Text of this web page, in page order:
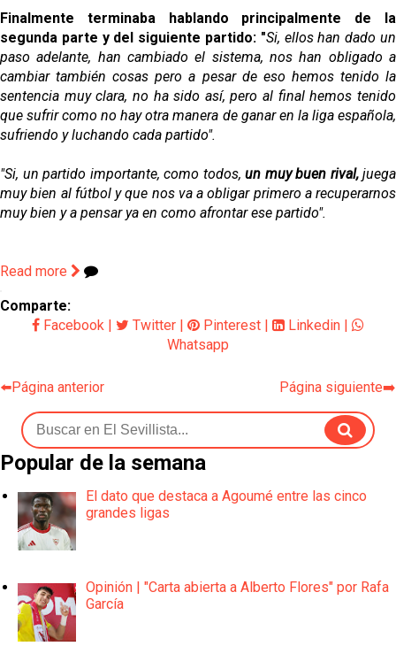
Finalmente terminaba hablando principalmente de la
segunda parte y del siguiente partido: "Si, ellos han dado un
paso adelante, han cambiado el sistema, nos han obligado a
cambiar también cosas pero a pesar de eso hemos tenido la
sentencia muy clara, no ha sido así, pero al final hemos tenido
que sufrir como no hay otra manera de ganar en la liga española,
sufriendo y luchando cada partido".
"Si, un partido importante, como todos, un muy buen rival,juega
muy bien al fútbol y que nos va a obligar primero a recuperarnos
muy bien y a pensar ya en como afrontar ese partido".
Read more
Comparte:
Facebook | Twitter | Pinterest | Linkedin |
Whatsapp
⬅️Página anterior Página siguiente➡️
Popular de la semana
El dato que destaca a Agoumé entre las cinco
grandes ligas
Opinión | "Carta abierta a Alberto Flores" por Rafa
García